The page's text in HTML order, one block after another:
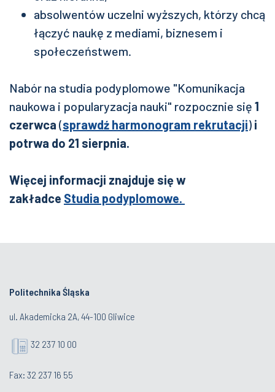
absolwentów uczelni wyższych, którzy chcą
łączyć naukę z mediami, biznesem i
społeczeństwem.
Nabór na studia podyplomowe "Komunikacja
naukowa i popularyzacja nauki" rozpocznie się 1
czerwca (sprawdź harmonogram rekrutacji) i
potrwa do 21 sierpnia.
Więcej informacji znajduje się w
zakładce Studia podyplomowe.
Politechnika Śląska
ul. Akademicka 2A, 44-100 Gliwice
32 237 10 00
Fax: 32 237 16 55